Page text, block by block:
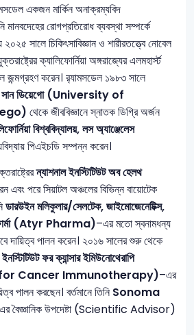
একজন মার্কিন অনাক্রম্যবিদ
রোগপ্রতিরোধ ব্যবস্থা সম্পর্কে
সালে চিকিৎসাবিজ্ঞান ও শারীরতত্ত্বে নোবেল
ক্যালিফোর্নিয়া অঙ্গরাজ্যের এলমহার্স্ট
জন্মগ্রহণ করেন। র‍্যামসডেল ১৯৮৩ সালে
সান ডিয়েগো (University of
থেকে জীববিজ্ঞানে স্নাতক ডিগ্রি অর্জন
বিশ্ববিদ্যালয়, লস অ্যাঞ্জেলেস
পিএইচডি সম্পন্ন করেন।
ন্যাশনাল ইনস্টিটিউট অব হেলথ
এবং পরে সিয়াটল অঞ্চলের বিভিন্ন বায়োটেক
ডারউইন মলিকুলার/সেলটেক, জাইমোজেনেটিক্স,
(Atyr Pharma)–এর মতো স্বনামধন্য
দায়িত্ব পালন করেন। ২০১৬ সালের শুরু থেকে
ইনস্টিটিউট ফর ক্যান্সার ইমিউনোথেরাপি
Cancer Immunotherapy)–এর
পালন করছেন। বর্তমানে তিনিSonoma
বৈজ্ঞানিক উপদেষ্টা (Scientific Advisor)